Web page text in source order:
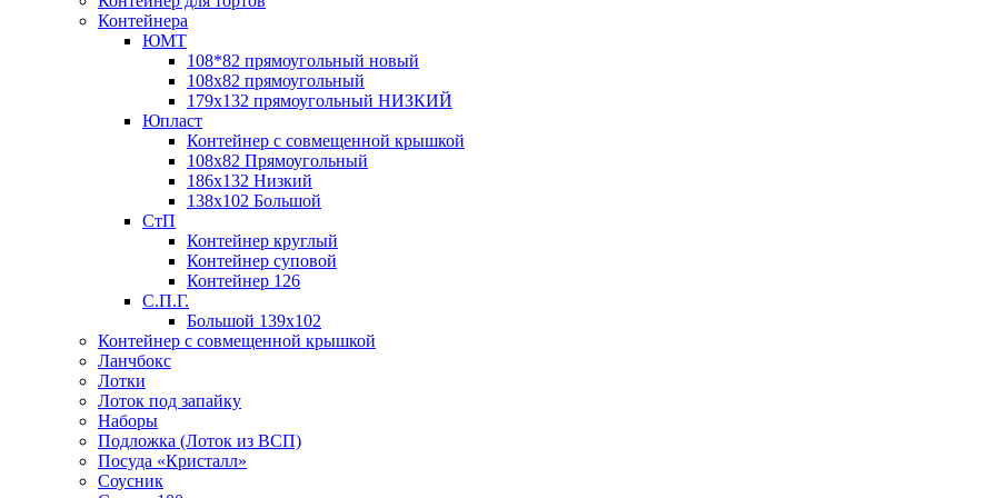
Контейнера
ЮМТ
108*82 прямоугольный новый
108х82 прямоугольный
179х132 прямоугольный НИЗКИЙ
Юпласт
Контейнер с совмещенной крышкой
108х82 Прямоугольный
186х132 Низкий
138х102 Большой
СтП
Контейнер круглый
Контейнер суповой
Контейнер 126
С.П.Г.
Большой 139х102
Контейнер с совмещенной крышкой
Ланчбокс
Лотки
Лоток под запайку
Наборы
Подложка (Лоток из ВСП)
Посуда «Кристалл»
Соусник